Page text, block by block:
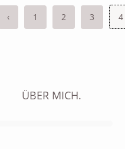
‹ 1 2 3 4
ÜBER MICH.